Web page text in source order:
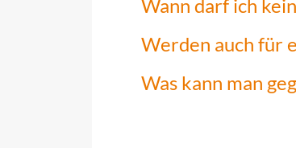
Wann darf ich
Werden auch für
Was kann man